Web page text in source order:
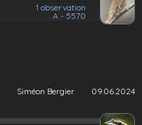
1 observation
A - 5570
Siméon Bergier 09.06.2024